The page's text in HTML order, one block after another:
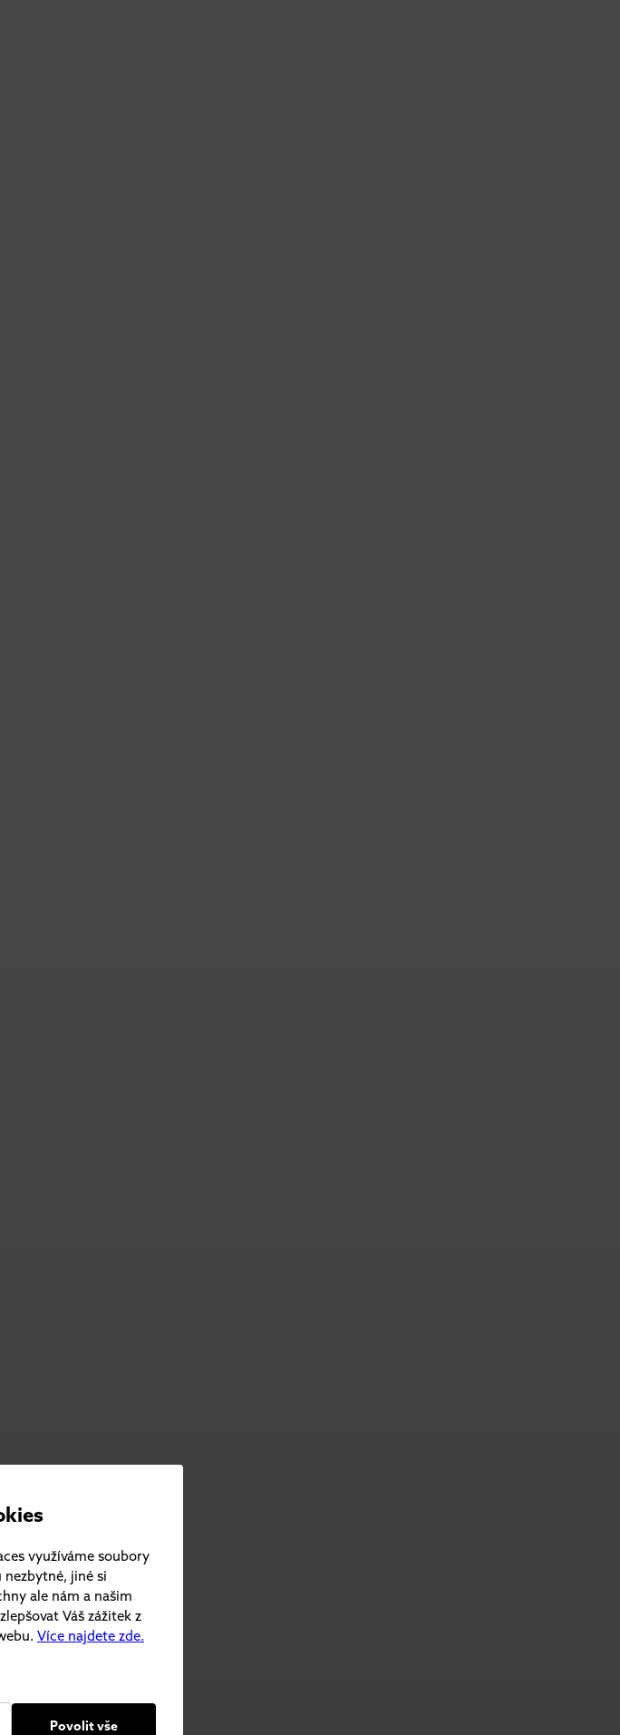
využíváme soubory
jiné si
ale nám a našim
Váš zážitek z
Více najdete zde.
Povolit vše